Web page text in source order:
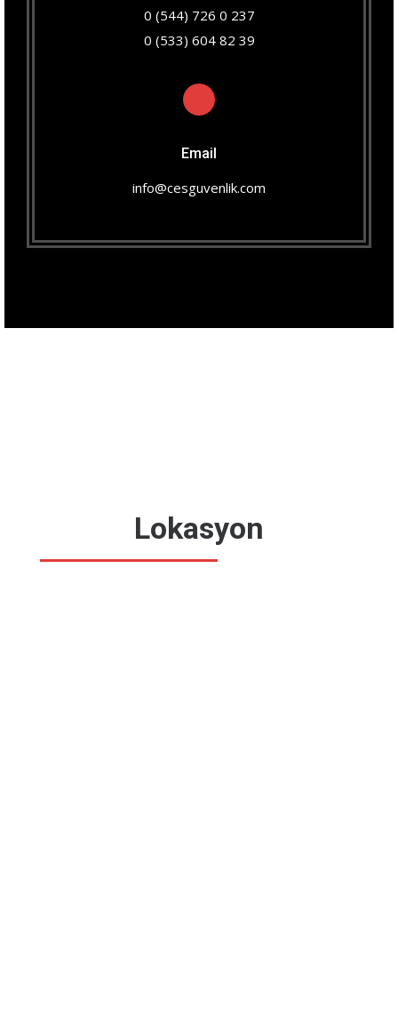
0 (544) 726 0 237
0 (533) 604 82 39
Email
info@cesguvenlik.com
Lokasyon